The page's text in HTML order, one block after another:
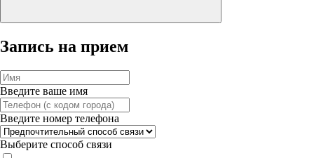
Запись на прием
Введите ваше имя
Введите номер телефона
Выберите способ связи